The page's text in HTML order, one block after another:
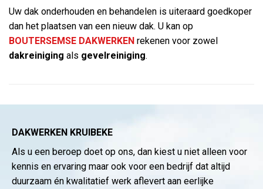
Uw dak onderhouden en behandelen is uiteraard goedkoper
dan het plaatsen van een nieuw dak. U kan op
BOUTERSEMSE DAKWERKEN rekenen voor zowel
dakreiniging als gevelreiniging.
DAKWERKEN KRUIBEKE
Als u een beroep doet op ons, dan kiest u niet alleen voor
kennis en ervaring maar ook voor een bedrijf dat altijd
duurzaam én kwalitatief werk aflevert aan eerlijke